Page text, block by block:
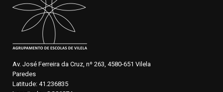
Av. José Ferreira da Cruz, nº 263, 4580-651 Vilela
Paredes
Latitude: 41.236835